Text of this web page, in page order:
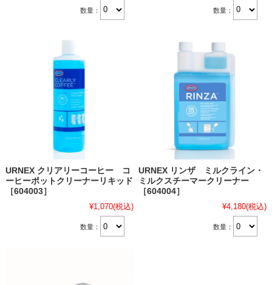
数量： 数量：
URNEX クリアリーコーヒー コ
ーヒーポットクリーナーリキッド
［604003］
¥1,070(税込)
数量：
URNEX リンザ ミルクライン・
ミルクスチーマークリーナー
［604004］
¥4,180(税込)
数量：